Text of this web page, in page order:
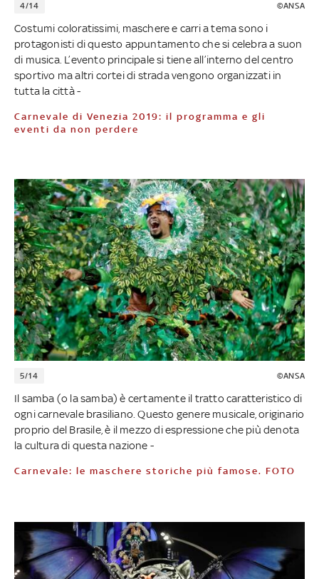
4/14 ©ANSA
Costumi coloratissimi, maschere e carri a tema sono i
protagonisti di questo appuntamento che si celebra a suon
di musica. L’evento principale si tiene all’interno del centro
sportivo ma altri cortei di strada vengono organizzati in
tutta la città -
Carnevale di Venezia 2019: il programma e gli
eventi da non perdere
5/14 ©ANSA
Il samba (o la samba) è certamente il tratto caratteristico di
ogni carnevale brasiliano. Questo genere musicale, originario
proprio del Brasile, è il mezzo di espressione che più denota
la cultura di questa nazione -
Carnevale: le maschere storiche più famose. FOTO